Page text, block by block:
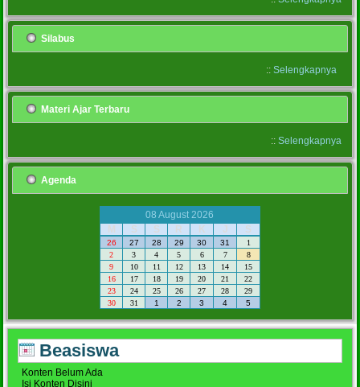
Silabus
:: Selengkapnya
Materi Ajar Terbaru
:: Selengkapnya
Agenda
08 August 2026
M
S S R K J S
26 27 28 29 30 31
1
2
3 4 5 6 7
8
9
10 11 12 13 14
15
16
17 18 19 20 21
22
23
24 25 26 27 28
29
30
31 1 2 3 4 5
Beasiswa
Konten Belum Ada
Isi Konten Disini